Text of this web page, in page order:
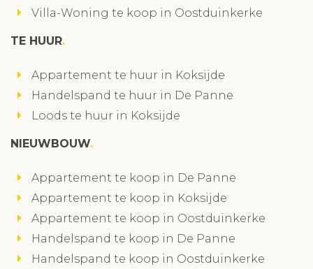
Villa-Woning te koop in Oostduinkerke
TE HUUR
Appartement te huur in Koksijde
Handelspand te huur in De Panne
Loods te huur in Koksijde
NIEUWBOUW
Appartement te koop in De Panne
Appartement te koop in Koksijde
Appartement te koop in Oostduinkerke
Handelspand te koop in De Panne
Handelspand te koop in Oostduinkerke